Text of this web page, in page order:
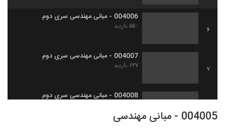
6
004006 - مبانی مهندسی سری دوم
۵۵۰ بازدید
7
004007 - مبانی مهندسی سری دوم
۶۳۷ بازدید
004008 - مبانی مهندسی سری دوم
004005 - مبانی مهندسی